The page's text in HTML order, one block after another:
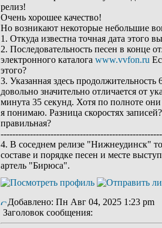
релиз!
Очень хорошее качество!
Но возникают некоторые небольшие
1. Откуда известна точная дата этого
2. Последовательность песен в конце
электронного каталога www.vvfon.ru
этого?
3. Указанная здесь
довольно значительно отличается от
минута 35 секунд. Хотя по полноте
я понимаю. Разница скоростях
правильная?
4. В соседнем релизе "Нижнеудинск"
составе и порядке песен и месте
артель "Бирюса".
Добавлено: Пн Авг 04, 2025 1:23 pm
Заголовок сообщения: